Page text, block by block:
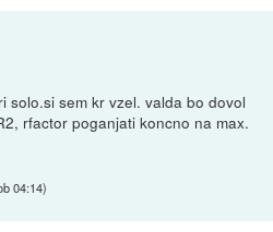
solo.si sem kr vzel. valda bo dovol
rfactor poganjati koncno na max.
04:14)